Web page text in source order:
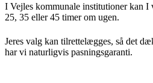
I Vejles kommunale institutioner kan I
25, 35 eller 45 timer om ugen.
Jeres valg kan tilrettelægges, så det
har vi naturligvis pasningsgaranti.